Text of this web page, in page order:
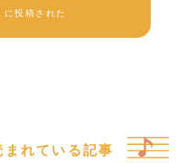
投稿された
れている記事